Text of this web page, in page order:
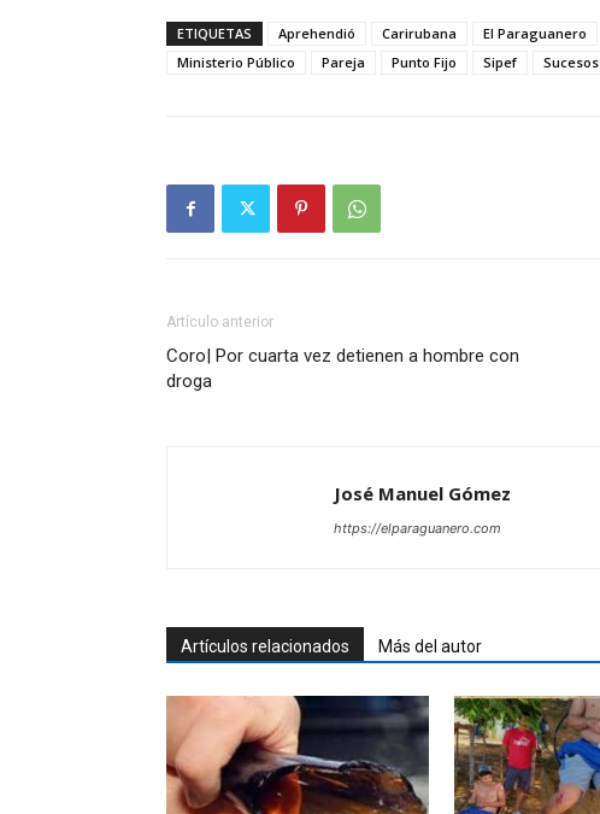
ETIQUETAS Aprehendió Carirubana El Paraguanero
Ministerio Público
Pareja Punto Fijo Sipef Sucesos
Artículo anterior
Coro| Por cuarta vez detienen a hombre con
droga
José Manuel Gómez
https://elparaguanero.com
Artículos relacionados Más del autor